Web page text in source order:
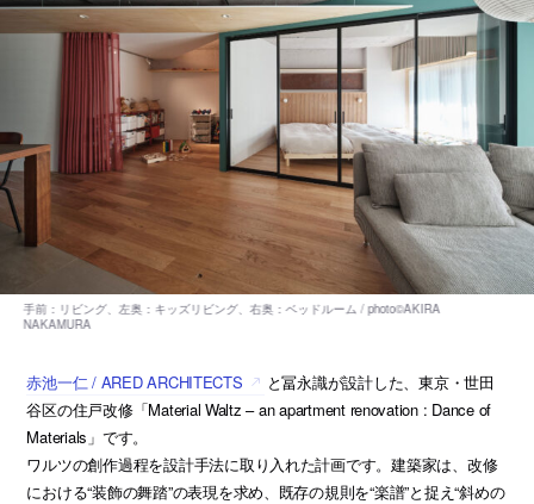
赤池一仁 / ARED ARCHITECTS
と冨永識が設計した、東京・世田
谷区の住戸改修「Material Waltz – an apartment renovation : Dance of
Materials」です。
ワルツの創作過程を設計手法に取り入れた計画です。建築家は、改修
における“装飾の舞踏”の表現を求め、既存の規則を“楽譜”と捉え“斜めの